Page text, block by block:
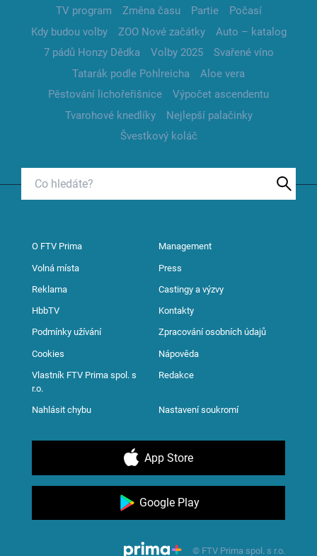
TV program
Změna času Partie
Počasí
Kdy budou volby
ZOO Nové začátky
Auto – katalog
7 pádů Honzy Dědka
Volby 2025
Svařené víno
Tatarák podle Pohlreicha
Aloe vera
Pěstování lichořeřišnice
Výpočet ascendentu
Tvarohové knedlíky
Nejlepší palačinky
Švestkový koláč
O FTV Prima Management
Volná místa Press
Reklama Castingy a výzvy
HbbTV Kontakty
Podmínky užívání Zpracování osobních údajů
Cookies Nápověda
Vlastník FTV Prima spol. s
r.o.
Redakce
Nahlásit chybu Nastavení soukromí
App Store
Google Play
© FTV Prima spol. s r.o.